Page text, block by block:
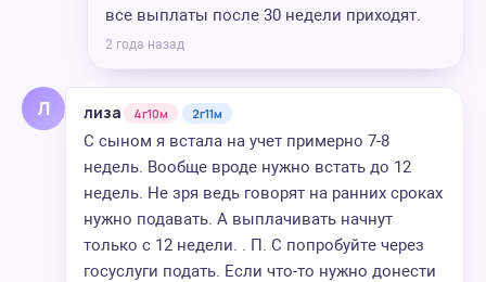
все выплаты после 30 недели приходят.
2 года назад
Л лиза 4г10м 2г11м
С сыном я встала на учет примерно 7-8
недель. Вообще вроде нужно встать до 12
недель. Не зря ведь говорят на ранних сроках
нужно подавать. А выплачивать начнут
только с 12 недели. . П. С попробуйте через
госуслуги подать. Если что-то нужно донести